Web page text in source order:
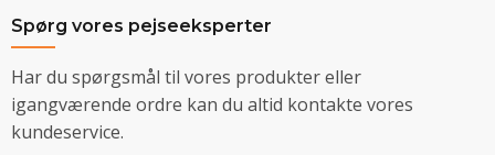
Spørg vores pejseeksperter
Har du spørgsmål til vores produkter eller
igangværende ordre kan du altid kontakte vores
kundeservice.